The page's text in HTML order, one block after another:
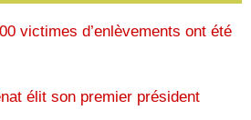
victimes d’enlèvements ont été
élit son premier président